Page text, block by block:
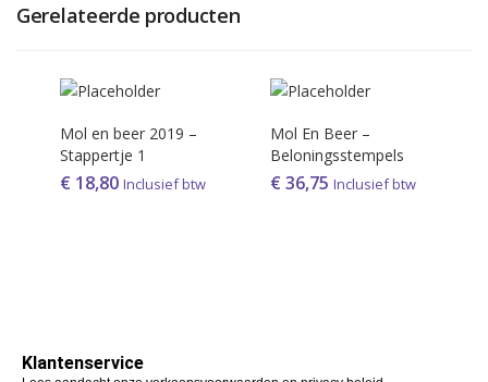
Gerelateerde producten
Mol en beer 2019 –
Stappertje 1
€ 18,80 Inclusief btw
Mol En Beer –
Beloningsstempels
€ 36,75 Inclusief btw
Klantenservice